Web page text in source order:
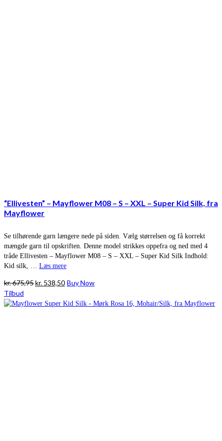
“Ellivesten” – Mayflower M08 – S – XXL – Super Kid Silk, fra
Mayflower
Se tilhørende garn længere nede på siden. Vælg størrelsen og få korrekt
mængde garn til opskriften. Denne model strikkes oppefra og ned med 4
tråde Ellivesten – Mayflower M08 – S – XXL – Super Kid Silk Indhold:
Kid silk, … Læs mere
kr.675,95Den
pris
kr. 538,50Den
pris
Buy Now
Tilbud